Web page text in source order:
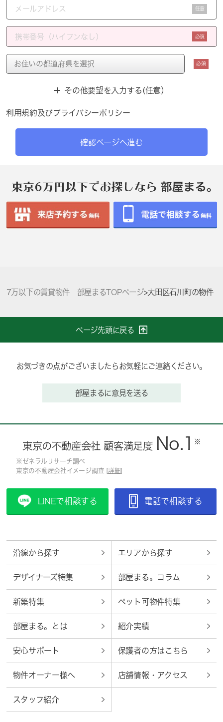
任意
必須
必須
その他要望を入力する(任意）
利用規約及びプライバシーポリシー
確認ページへ進む
7万以下の賃貸物件 部屋まるTOPページ>大田区石川町の物件
ページ先頭に戻る
お気づきの点がございましたらお気軽にご連絡ください。
部屋まるに意見を送る
東京の不動産会社 顧客満足度 No.1 ※
※ゼネラルリサーチ調べ
東京の不動産会社イメージ調査 [ 詳細
LINEで相談する 電話で相談する
沿線から探す エリアから探す
デザイナーズ特集 部屋まる。コラム
新築特集 ペット可物件特集
部屋まる。とは 紹介実績
安心サポート 保護者の方はこちら
物件オーナー様へ 店舗情報・アクセス
スタッフ紹介